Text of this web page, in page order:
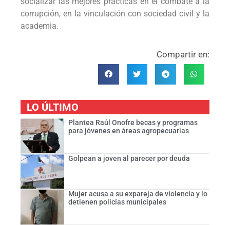
corrupción, en la vinculación con sociedad civil y la
academia.
Compartir en:
LO ÚLTIMO
Plantea Raúl Onofre becas y programas
para jóvenes en áreas agropecuarias
Golpean a joven al parecer por deuda
Mujer acusa a su expareja de violencia y lo
detienen policías municipales